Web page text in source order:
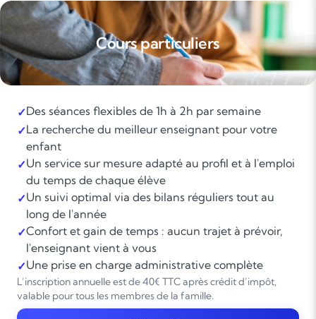
Cours particuliers
✓Des séances flexibles de 1h à 2h par semaine
✓La recherche du meilleur enseignant pour votre
enfant
✓Un service sur mesure adapté au profil et à l'emploi
du temps de chaque élève
✓Un suivi optimal via des bilans réguliers tout au
long de l'année
✓Confort et gain de temps : aucun trajet à prévoir,
l'enseignant vient à vous
✓Une prise en charge administrative complète
L’inscription annuelle est de 40€ TTC après crédit d’impôt,
valable pour tous les membres de la famille.